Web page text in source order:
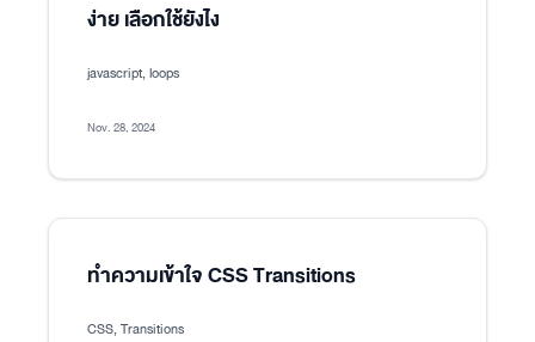
ง่าย เลือกใช้ยังไง
javascript, loops
Nov. 28, 2024
ทำความเข้าใจ CSS Transitions
CSS, Transitions